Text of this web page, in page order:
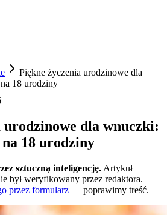
Piękne życzenia urodzinowe dla
18 urodziny
urodzinowe dla wnuczki:
18 urodziny
sztuczną inteligencję. Artykuł
był weryfikowany przez redaktora.
przez formularz — poprawimy treść.